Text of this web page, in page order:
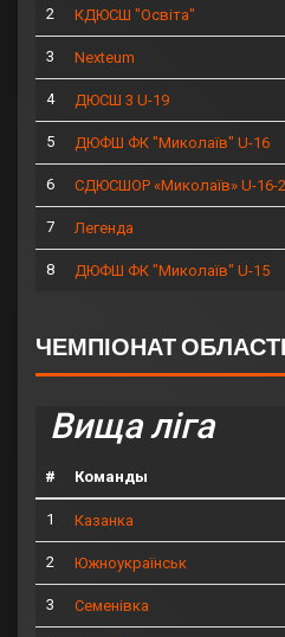
2 КДЮСШ "Освіта"
3 Nexteum
4 ДЮСШ 3 U-19
5 ДЮФШ ФК "Миколаїв" U-16
6 СДЮСШОР «Миколаїв» U-16-2
7 Легенда
8 ДЮФШ ФК "Миколаїв" U-15
ЧЕМПІОНАТ ОБЛАСТІ
Вища ліга
# Команды
1 Казанка
2 Южноукраїнськ
3 Семенівка